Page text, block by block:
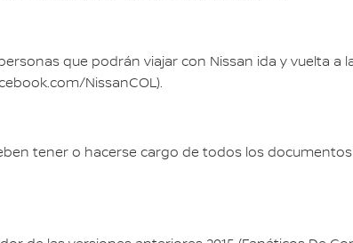
que podrán viajar con Nissan ida y vuelta a
NissanCOL).
tener o hacerse cargo de todos los